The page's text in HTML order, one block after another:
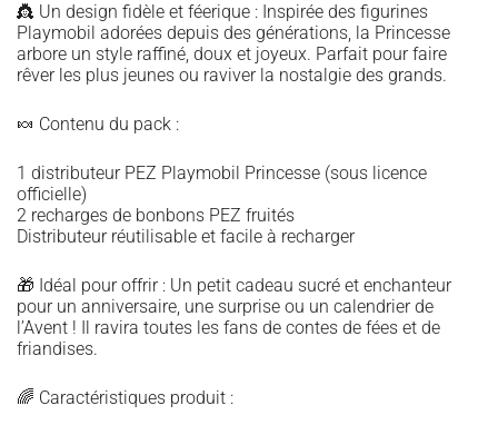
👸 Un design fidèle et féerique : Inspirée des figurines
Playmobil adorées depuis des générations, la Princesse
arbore un style raffiné, doux et joyeux. Parfait pour faire
rêver les plus jeunes ou raviver la nostalgie des grands.
🍬 Contenu du pack :
1 distributeur PEZ Playmobil Princesse (sous licence
officielle)
2 recharges de bonbons PEZ fruités
Distributeur réutilisable et facile à recharger
🎁 Idéal pour offrir : Un petit cadeau sucré et enchanteur
pour un anniversaire, une surprise ou un calendrier de
l’Avent ! Il ravira toutes les fans de contes de fées et de
friandises.
🌈 Caractéristiques produit :